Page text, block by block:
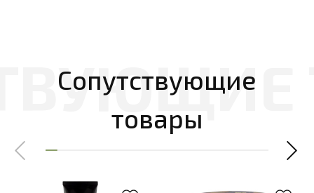
Сопутствующие
товары